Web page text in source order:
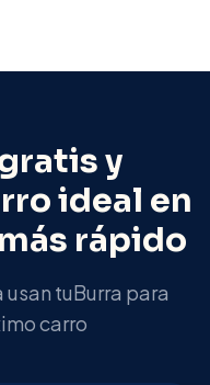
y
ideal en
más rápido
tuBurra para
carro